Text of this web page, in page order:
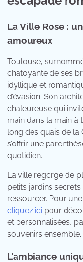
La Ville Rose :
amoureux
Toulouse,
chatoyante de ses
idyllique et
d’évasion. Son
chaleureuse qui
main dans la main à
long des quais de la
s’offrir une
quotidien.
La ville regorge de
petits jardins
ressourcer. Pour
cliquez ici pour
et personnalisées,
souvenirs ensemble.
L’ambiance